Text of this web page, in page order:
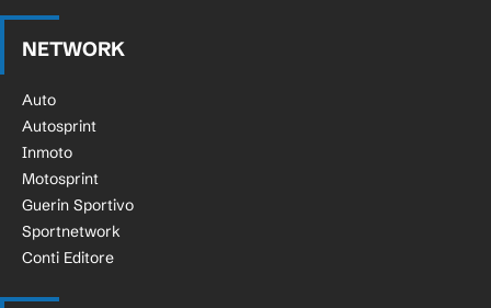
NETWORK
Auto
Autosprint
Inmoto
Motosprint
Guerin Sportivo
Sportnetwork
Conti Editore